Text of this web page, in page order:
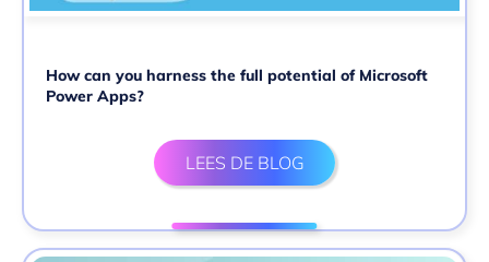
How can you harness the full potential of Microsoft
Power Apps?
LEES DE BLOG